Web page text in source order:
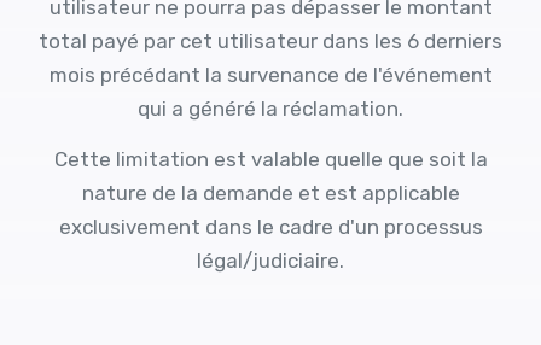
utilisateur ne pourra pas dépasser le montant
total payé par cet utilisateur dans les 6 derniers
mois précédant la survenance de l'événement
qui a généré la réclamation.
Cette limitation est valable quelle que soit la
nature de la demande et est applicable
exclusivement dans le cadre d'un processus
légal/judiciaire.